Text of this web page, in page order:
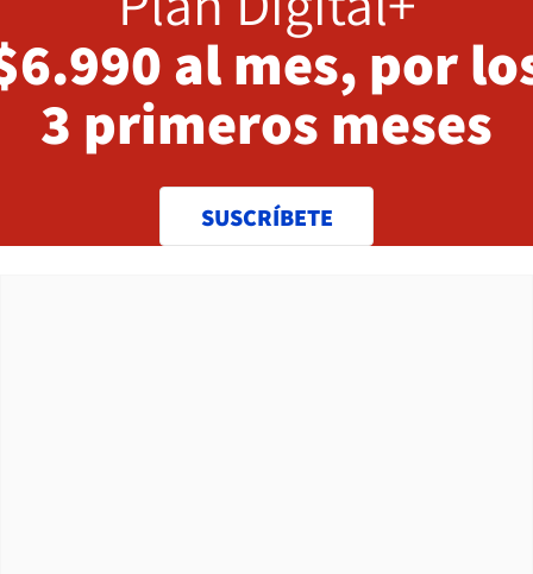
al mes, por
3 primeros meses
SUSCRÍBETE